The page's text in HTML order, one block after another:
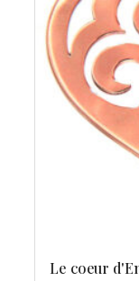
rubis
saphir de
tanzanite
tourmaline
Le coeur